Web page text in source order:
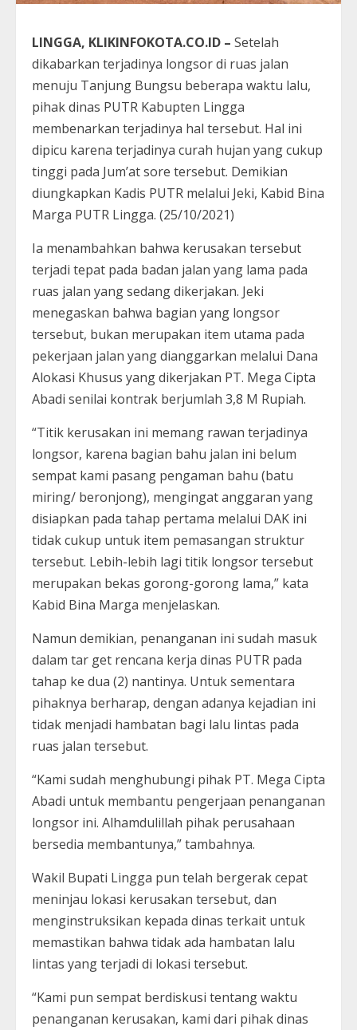
LINGGA, KLIKINFOKOTA.CO.ID – Setelah
dikabarkan terjadinya longsor di ruas jalan
menuju Tanjung Bungsu beberapa waktu lalu,
pihak dinas PUTR Kabupten Lingga
membenarkan terjadinya hal tersebut. Hal ini
dipicu karena terjadinya curah hujan yang cukup
tinggi pada Jum’at sore tersebut. Demikian
diungkapkan Kadis PUTR melalui Jeki, Kabid Bina
Marga PUTR Lingga. (25/10/2021)
Ia menambahkan bahwa kerusakan tersebut
terjadi tepat pada badan jalan yang lama pada
ruas jalan yang sedang dikerjakan. Jeki
menegaskan bahwa bagian yang longsor
tersebut, bukan merupakan item utama pada
pekerjaan jalan yang dianggarkan melalui Dana
Alokasi Khusus yang dikerjakan PT. Mega Cipta
Abadi senilai kontrak berjumlah 3,8 M Rupiah.
“Titik kerusakan ini memang rawan terjadinya
longsor, karena bagian bahu jalan ini belum
sempat kami pasang pengaman bahu (batu
miring/ beronjong), mengingat anggaran yang
disiapkan pada tahap pertama melalui DAK ini
tidak cukup untuk item pemasangan struktur
tersebut. Lebih-lebih lagi titik longsor tersebut
merupakan bekas gorong-gorong lama,” kata
Kabid Bina Marga menjelaskan.
Namun demikian, penanganan ini sudah masuk
dalam tar get rencana kerja dinas PUTR pada
tahap ke dua (2) nantinya. Untuk sementara
pihaknya berharap, dengan adanya kejadian ini
tidak menjadi hambatan bagi lalu lintas pada
ruas jalan tersebut.
“Kami sudah menghubungi pihak PT. Mega Cipta
Abadi untuk membantu pengerjaan penanganan
longsor ini. Alhamdulillah pihak perusahaan
bersedia membantunya,” tambahnya.
Wakil Bupati Lingga pun telah bergerak cepat
meninjau lokasi kerusakan tersebut, dan
menginstruksikan kepada dinas terkait untuk
memastikan bahwa tidak ada hambatan lalu
lintas yang terjadi di lokasi tersebut.
“Kami pun sempat berdiskusi tentang waktu
penanganan kerusakan, kami dari pihak dinas